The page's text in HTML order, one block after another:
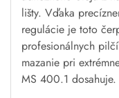
lišty. Vďaka
regulácie je toto
profesionálnych
mazanie pri
MS 400.1 dosahuje.